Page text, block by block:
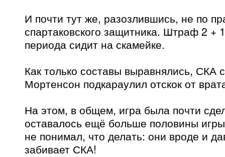
И почти тут же, разозлившись, не по
спартаковского защитника. Штраф 2 +
периода сидит на скамейке.
Как только составы выравнялись, СКА
Мортенсон подкараулил отскок от
На этом, в общем, игра была почти
оставалось ещё больше половины
не понимал, что делать: они вроде и
забивает СКА!